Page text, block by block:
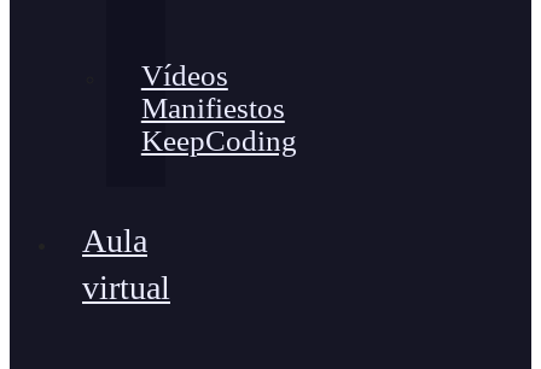
Vídeos
Manifiestos
KeepCoding
Aula
virtual